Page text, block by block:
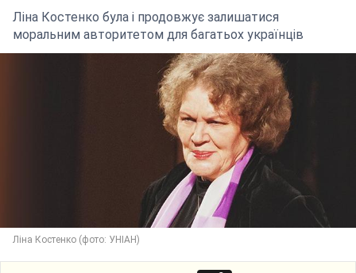
Ліна Костенко була і продовжує залишатися
моральним авторитетом для багатьох українців
Ліна Костенко (фото: УНІАН)